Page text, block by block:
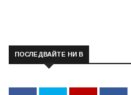
ПОСЛЕДВАЙТЕ НИ В